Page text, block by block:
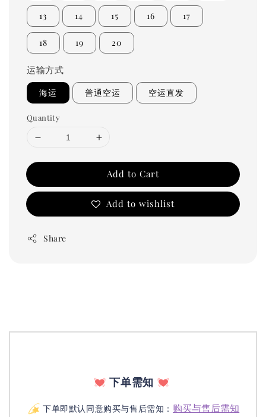
13 14 15 16 17
18 19 20
运输方式
海运 普通空运 空运直发
Quantity
Add to Cart
Add to wishlist
Share
下单需知
下单即默认同意购买与售后需知： 购买与售后需知